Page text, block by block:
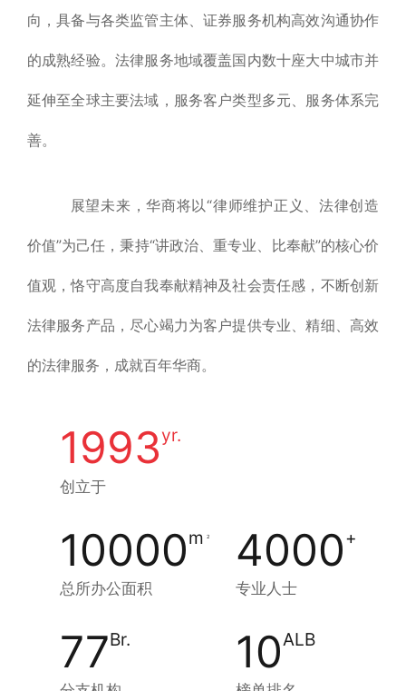
向，具备与各类监管主体、证券服务机构高效沟通协作
的成熟经验。法律服务地域覆盖国内数十座大中城市并
延伸至全球主要法域，服务客户类型多元、服务体系完
善。
展望未来，华商将以“律师维护正义、法律创造
价值”为己任，秉持“讲政治、重专业、比奉献”的核心价
值观，恪守高度自我奉献精神及社会责任感，不断创新
法律服务产品，尽心竭力为客户提供专业、精细、高效
的法律服务，成就百年华商。
1993yr.
创立于
10000m 2
总所办公面积
4000+
专业人士
77Br. 10ALB